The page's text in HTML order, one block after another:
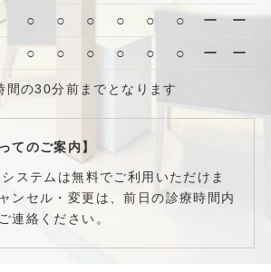
○ ○ ○ ○ ○ ○ ー ー
○ ○ ○ ○ ○ ○ ー ー
の30分前までとなります
てのご案内】
ステムは無料でご利用いただけま
ンセル・変更は、前日の診療時間内
連絡ください。